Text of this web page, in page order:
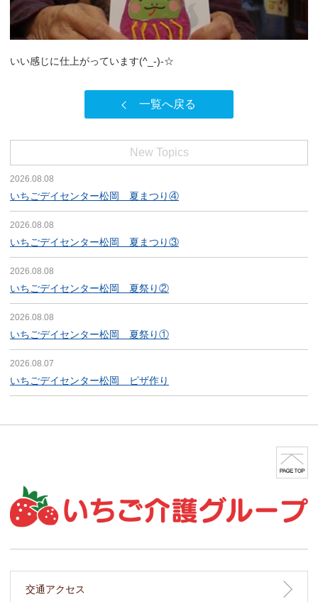
いい感じに仕上がっています(^_-)-☆
一覧へ戻る
New Topics
2026.08.08
いちごデイセンター松岡 夏まつり④
2026.08.08
いちごデイセンター松岡 夏まつり③
2026.08.08
いちごデイセンター松岡 夏祭り②
2026.08.08
いちごデイセンター松岡 夏祭り①
2026.08.07
いちごデイセンター松岡 ピザ作り
交通アクセス